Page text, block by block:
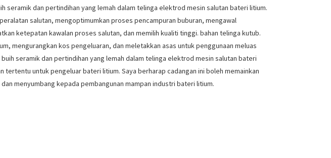
seramik dan pertindihan yang lemah dalam telinga elektrod mesin salutan bateri litium.
salutan, mengoptimumkan proses pencampuran buburan, mengawal
ketepatan kawalan proses salutan, dan memilih kualiti tinggi. bahan telinga kutub.
mengurangkan kos pengeluaran, dan meletakkan asas untuk penggunaan meluas
seramik dan pertindihan yang lemah dalam telinga elektrod mesin salutan bateri
untuk pengeluar bateri litium. Saya berharap cadangan ini boleh memainkan
menyumbang kepada pembangunan mampan industri bateri litium.